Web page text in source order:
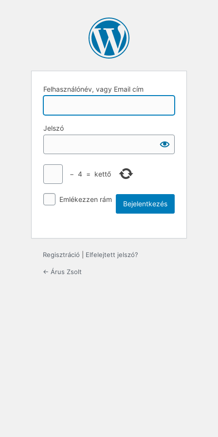
Felhasználónév, vagy Email cím
Jelszó
− 4 = kettő
Emlékezzen rám
Regisztráció Elfelejtett jelszó?
← Árus Zsolt